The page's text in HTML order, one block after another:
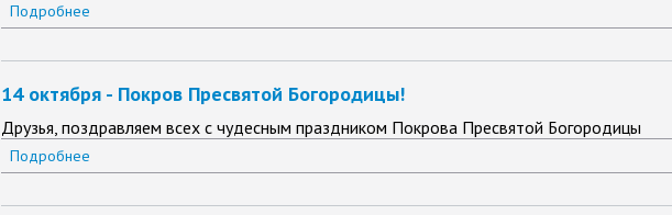
Подробнее
14 октября - Покров Пресвятой Богородицы!
Друзья, поздравляем всех с чудесным праздником Покрова Пресвятой Богородицы
Подробнее